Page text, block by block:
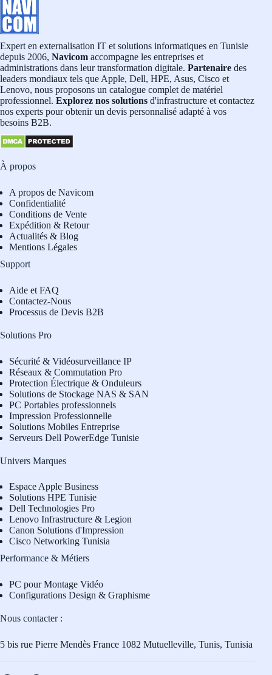
Expert en externalisation IT et solutions informatiques en Tunisie
depuis 2006, Navicom accompagne les entreprises et
administrations dans leur transformation digitale. Partenaire des
leaders mondiaux tels que Apple, Dell, HPE, Asus, Cisco et
Lenovo, nous proposons un catalogue complet de matériel
professionnel. Explorez nos solutions d'infrastructure et contactez
nos experts pour obtenir un devis personnalisé adapté à vos
besoins B2B.
À propos
A propos de Navicom
Confidentialité
Conditions de Vente
Expédition & Retour
Actualités & Blog
Mentions Légales
Support
Aide et FAQ
Contactez-Nous
Processus de Devis B2B
Solutions Pro
Sécurité & Vidéosurveillance IP
Réseaux & Commutation Pro
Protection Électrique & Onduleurs
Solutions de Stockage NAS & SAN
PC Portables professionnels
Impression Professionnelle
Solutions Mobiles Entreprise
Serveurs Dell PowerEdge Tunisie
Univers Marques
Espace Apple Business
Solutions HPE Tunisie
Dell Technologies Pro
Lenovo Infrastructure & Legion
Canon Solutions d'Impression
Cisco Networking Tunisia
Performance & Métiers
PC pour Montage Vidéo
Configurations Design & Graphisme
Nous contacter :
5 bis rue Pierre Mendès France 1082 Mutuelleville, Tunis, Tunisia